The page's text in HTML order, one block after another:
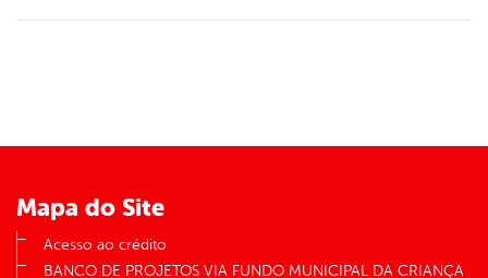
Mapa do Site
Acesso ao crédito
BANCO DE PROJETOS VIA FUNDO MUNICIPAL DA CRIANÇA